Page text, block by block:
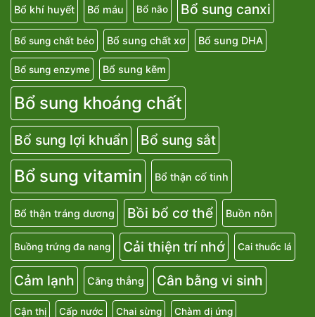
Bổ khí huyết Bổ máu Bổ não Bổ sung canxi
Bổ sung chất béo Bổ sung chất xơ Bổ sung DHA
Bổ sung enzyme Bổ sung kẽm
Bổ sung khoáng chất
Bổ sung lợi khuẩn Bổ sung sắt
Bổ sung vitamin Bổ thận cố tinh
Bổ thận tráng dương Bồi bổ cơ thể Buồn nôn
Buồng trứng đa nang Cải thiện trí nhớ Cai thuốc lá
Cảm lạnh Căng thẳng Cân bằng vi sinh
Cận thị Cấp nước Chai sừng Chàm dị ứng